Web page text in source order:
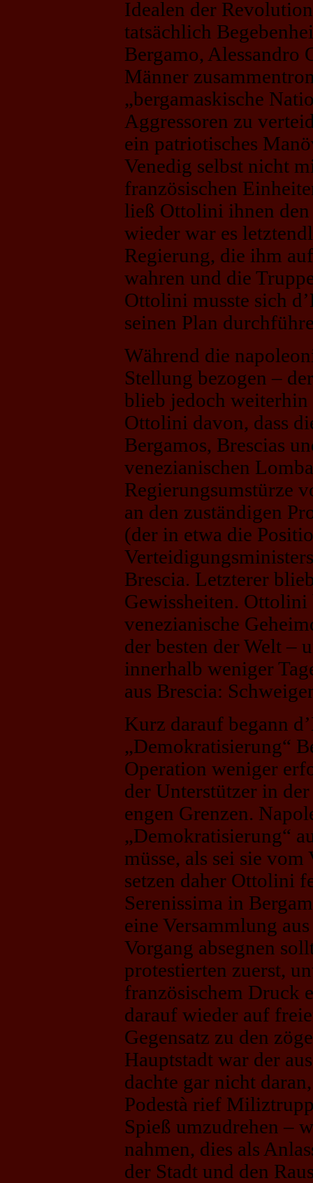
Idealen der
tatsächlich
Bergamo,
Männer
„bergamaskische
Aggressoren zu
ein patriotisches
Venedig selbst nicht
französischen
ließ Ottolini ihnen
wieder war es
Regierung, die ihm
wahren und die
Ottolini musste sich
seinen Plan
Während die
Stellung bezogen –
blieb jedoch
Ottolini davon, dass
Bergamos, Brescias
venezianischen
Regierungsumstürze
an den zuständigen
(der in etwa die
Brescia. Letzterer
Gewissheiten.
venezianische
der besten der Welt –
innerhalb weniger
aus Brescia:
Kurz darauf begann
„Demokratisierung“
Operation weniger
der Unterstützer in
engen Grenzen.
„Demokratisierung“
müsse, als sei sie
setzen daher Ottolini
Serenissima in
eine Versammlung
Vorgang absegnen
protestierten zuerst,
französischem Druck
darauf wieder auf
Gegensatz zu den
Hauptstadt war der
dachte gar nicht
Podestà rief
Spieß umzudrehen –
nahmen, dies als
der Stadt und den